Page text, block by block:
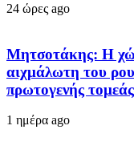
24 ώρες ago
Μητσοτάκης: Η
αιχμάλωτη του
πρωτογενής τομεάς
1 ημέρα ago